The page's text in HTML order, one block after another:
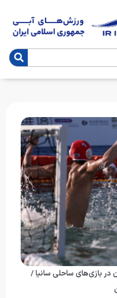
بازی‌های ساحلی سانیا /